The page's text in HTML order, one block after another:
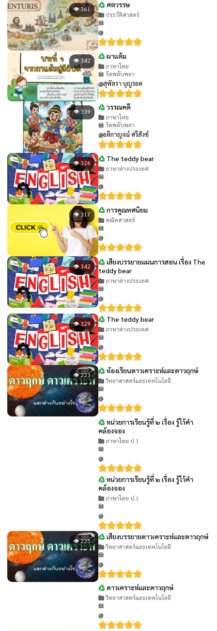
👁 361 ศตวรรษ
ประวัติศาสตร์
🏫
@
👁 342 ผาแต้ม
ภาษาไทย
🏫 วัดพลับพลา
@สุพัตรา บุญรอด
👁 339 วรรณคดี
ภาษาไทย
🏫 วัดพลับพลา
@อติกาญจน์ ศรีสังข์
👁 326 The teddy bear
ภาษาต่างประเทศ
🏫
@
👁 317 การคูณทศนิยม
คณิตศาสตร์
🏫
@
👁 342
เสียงบรรยายแผนการสอน เรื่อง The
teddy bear
ภาษาต่างประเทศ
🏫
@
👁 329 The teddy bear
ภาษาต่างประเทศ
🏫
@
👁 223 ห้องเรียนดาวเคราะห์และดาวฤกษ์
วิทยาศาสตร์และเทคโนโลยี
🏫
@
หน่วยการเรียนรู้ที่ ๒ เรื่อง รู้ไว้คำ
คล้องจอง
ภาษาไทย ป.1
🏫
@
หน่วยการเรียนรู้ที่ ๒ เรื่อง รู้ไว้คำ
คล้องจอง
ภาษาไทย ป.1
🏫
@
👁 225 เสียงบรรยายดาวเคราะห์และดาวฤกษ์
วิทยาศาสตร์และเทคโนโลยี
🏫
@
ดาวเคราะห์และดาวฤกษ์
วิทยาศาสตร์และเทคโนโลยี
🏫
@